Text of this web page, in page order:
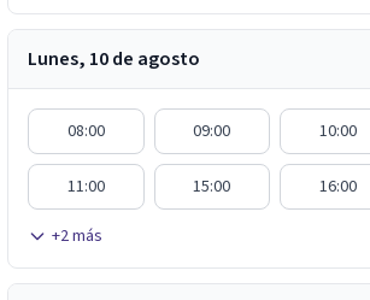
Lunes, 10 de agosto
08:00 09:00 10:00
11:00 15:00 16:00
+2más